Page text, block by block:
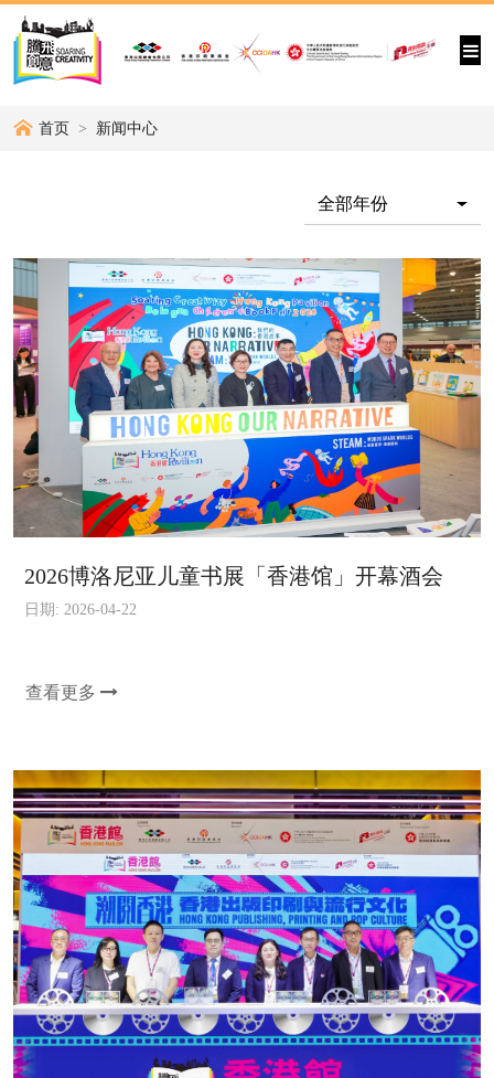
首页 新闻中心
全部年份
2026博洛尼亚儿童书展「香港馆」开幕酒会
日期: 2026-04-22
查看更多